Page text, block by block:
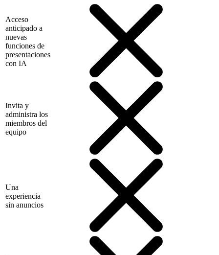
Acceso
anticipado a
nuevas
funciones de
presentaciones
con IA
Invita y
administra los
miembros del
equipo
Una
experiencia
sin anuncios